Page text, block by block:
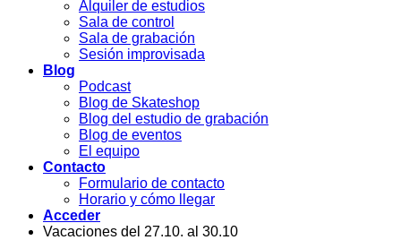
Alquiler de estudios
Sala de control
Sala de grabación
Sesión improvisada
Blog
Podcast
Blog de Skateshop
Blog del estudio de grabación
Blog de eventos
El equipo
Contacto
Formulario de contacto
Horario y cómo llegar
Acceder
Vacaciones del 27.10. al 30.10